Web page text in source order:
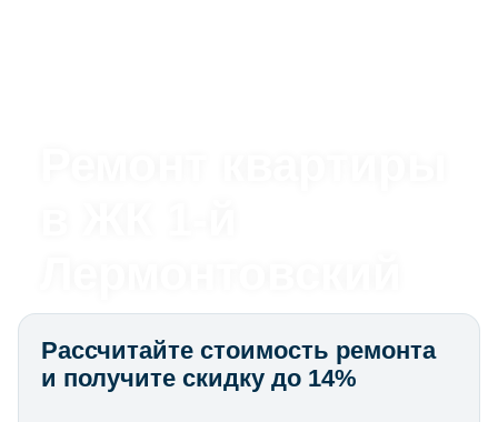
Рассчитайте стоимость ремонта
и получите скидку до 14%